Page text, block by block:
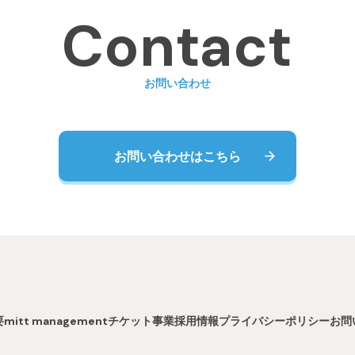
Contact
お問い合わせ
お問い合わせはこちら
mitt managementチケット事業採用情報プライバシーポリシーお問